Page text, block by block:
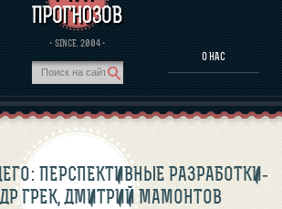
· SINCE. 2004 ·
О НАС
ВЫДАЮЩИХСЯ ЛИЧНОСТЕЙ
О ПРОГРАММЕ
ПРОГНОЗЫ И АНАЛИТИКА
ПЕРСПЕКТИВНЫЕ РАЗРАБОТКИ-
ГРЕК, ДМИТРИЙ МАМОНТОВ